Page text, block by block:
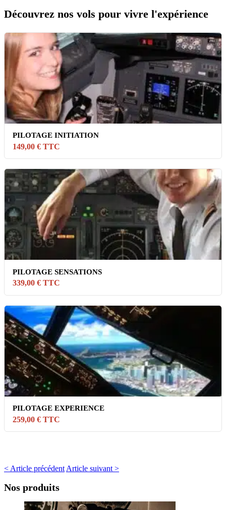
Découvrez nos vols pour vivre l'expérience
PILOTAGE INITIATION
149,00 € TTC
PILOTAGE SENSATIONS
339,00 € TTC
PILOTAGE EXPERIENCE
259,00 € TTC
< Article précédent Article suivant >
Nos produits